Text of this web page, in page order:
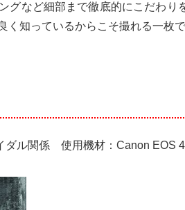
グなど細部まで徹底的にこだわり
く知っているからこそ撮れる一枚で
ル関係 使用機材：Canon EOS